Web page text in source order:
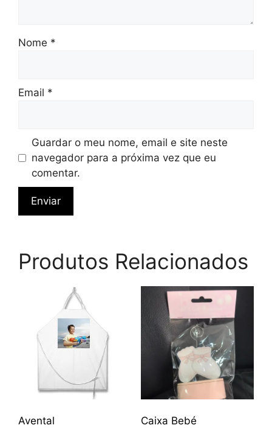
Nome *
Email *
Guardar o meu nome, email e site neste
navegador para a próxima vez que eu
comentar.
Produtos Relacionados
Avental Caixa Bebé